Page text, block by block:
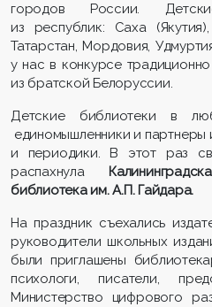
городов России.
из республик: Саха
Татарстан, Мордовия,
у нас в конкурсе
из братской Белоруссии.
Детские библиотеки в
единомышленники и партнеры
и периодики. В этот раз
распахнула
библиотека им. А.П. Гайдара.
На праздник съехались
руководители школьных
были приглашены
психологи, писатели,
Министерство цифрового